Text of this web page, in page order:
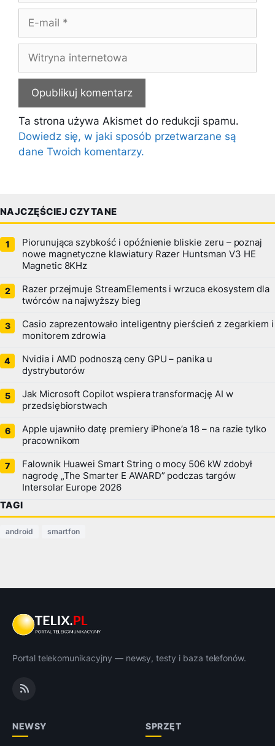
Witryna
internetowa
Ta strona używa Akismet do redukcji spamu.
Dowiedz się, w jaki sposób przetwarzane są
dane Twoich komentarzy.
NAJCZĘŚCIEJ CZYTANE
Piorunująca szybkość i opóźnienie bliskie zeru – poznaj
nowe magnetyczne klawiatury Razer Huntsman V3 HE
Magnetic 8KHz
Razer przejmuje StreamElements i wrzuca ekosystem dla
twórców na najwyższy bieg
Casio zaprezentowało inteligentny pierścień z zegarkiem i
monitorem zdrowia
Nvidia i AMD podnoszą ceny GPU – panika u
dystrybutorów
Jak Microsoft Copilot wspiera transformację AI w
przedsiębiorstwach
Apple ujawniło datę premiery iPhone’a 18 – na razie tylko
pracownikom
Falownik Huawei Smart String o mocy 506 kW zdobył
nagrodę „The Smarter E AWARD” podczas targów
Intersolar Europe 2026
TAGI
android smartfon
Portal telekomunikacyjny — newsy, testy i baza telefonów.
NEWSY SPRZĘT